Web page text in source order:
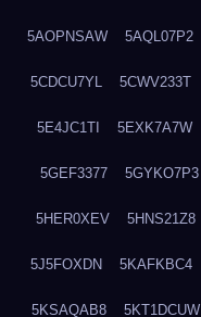
5AOPNSAW 5AQL07P2
5CDCU7YL 5CWV233T
5E4JC1TI 5EXK7A7W
5GEF3377 5GYKO7P3
5HER0XEV 5HNS21Z8
5J5FOXDN 5KAFKBC4
5KSAQAB8 5KT1DCUW